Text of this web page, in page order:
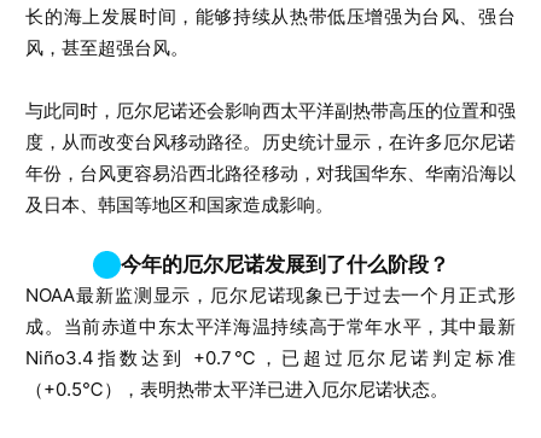
长的海上发展时间，能够持续从热带低压增强为台风、强台
风，甚至超强台风。
与此同时，厄尔尼诺还会影响西太平洋副热带高压的位置和强
度，从而改变台风移动路径。历史统计显示，在许多厄尔尼诺
年份，台风更容易沿西北路径移动，对我国华东、华南沿海以
及日本、韩国等地区和国家造成影响。
今年的厄尔尼诺发展到了什么阶段？
NOAA最新监测显示，厄尔尼诺现象已于过去一个月正式形
成。当前赤道中东太平洋海温持续高于常年水平，其中最新
Niño3.4指数达到 +0.7℃，已超过厄尔尼诺判定标准
（+0.5℃），表明热带太平洋已进入厄尔尼诺状态。